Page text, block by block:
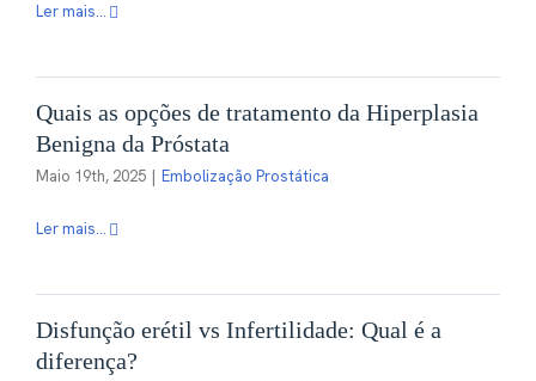
Ler mais...
Quais as opções de tratamento da Hiperplasia
Benigna da Próstata
Maio 19th, 2025 | Embolização Prostática
Ler mais...
Disfunção erétil vs Infertilidade: Qual é a
diferença?